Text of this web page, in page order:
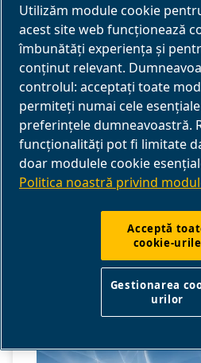
SCFM VS. CFM:
Ce înseamnă cu
diferența dintre CFM și
comparați performanța
Utilizăm module cookie
acest site web funcționează
îmbunătăți experiența și
conținut relevant.
controlul: acceptați toate
permiteți numai cele
preferințele dumneavoastră.
funcționalități pot fi limitate
doar modulele cookie
Politica noastră privind
Acceptă
cookie-urile
Gestionarea
urilor